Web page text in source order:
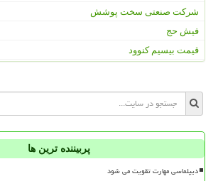
شرکت صنعتی سخت پوشش
فیش حج
قیمت بیسیم کنوود
پربیننده ترین ها
دیپلماسی مهارت تقویت می شود